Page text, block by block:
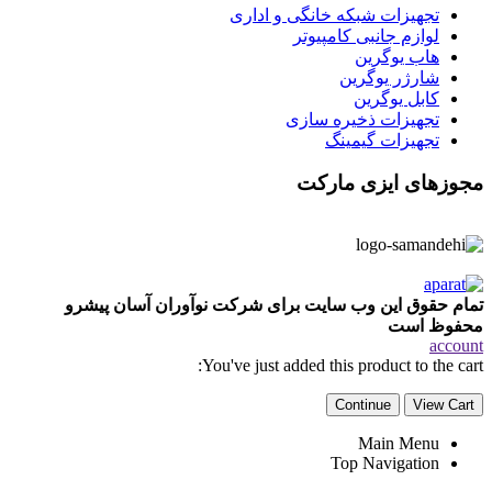
تجهیزات شبکه خانگی و اداری
لوازم جانبی کامپیوتر
هاب یوگرین
شارژر یوگرین
کابل یوگرین
تجهیزات ذخیره سازی
تجهیزات گیمینگ
مجوزهای ایزی مارکت
تمام حقوق این وب سایت برای شرکت نوآوران آسان پیشرو
محفوظ است
account
You've just added this product to the cart:
View Cart
Continue
Main Menu
Top Navigation